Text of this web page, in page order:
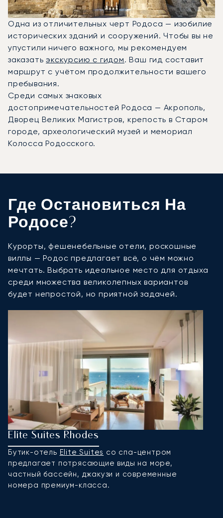
Одна из отличительных черт Родоса — изобилие
исторических зданий и сооружений. Чтобы вы не
упустили ничего важного, мы рекомендуем
заказатьэкскурсию с гидом. Ваш гид составит
маршрут с учётом продолжительности вашего
пребывания.
Среди самых знаковых
достопримечательностей Родоса — Акрополь,
Дворец Великих Магистров, крепость в Старом
городе, археологический музей и мемориал
Колосса Родосского.
Где Остановиться На
Родосе?
Курорты, фешенебельные отели, роскошные
виллы — Родос предлагает всё, о чём можно
мечтать. Выбрать идеальное место для отдыха
среди множества великолепных вариантов
будет непростой, но приятной задачей.
Elite Suites Rhodes
Бутик-отель Elite Suites со спа-центром
предлагает потрясающие виды на море,
частный бассейн, джакузи и современные
номера премиум-класса.